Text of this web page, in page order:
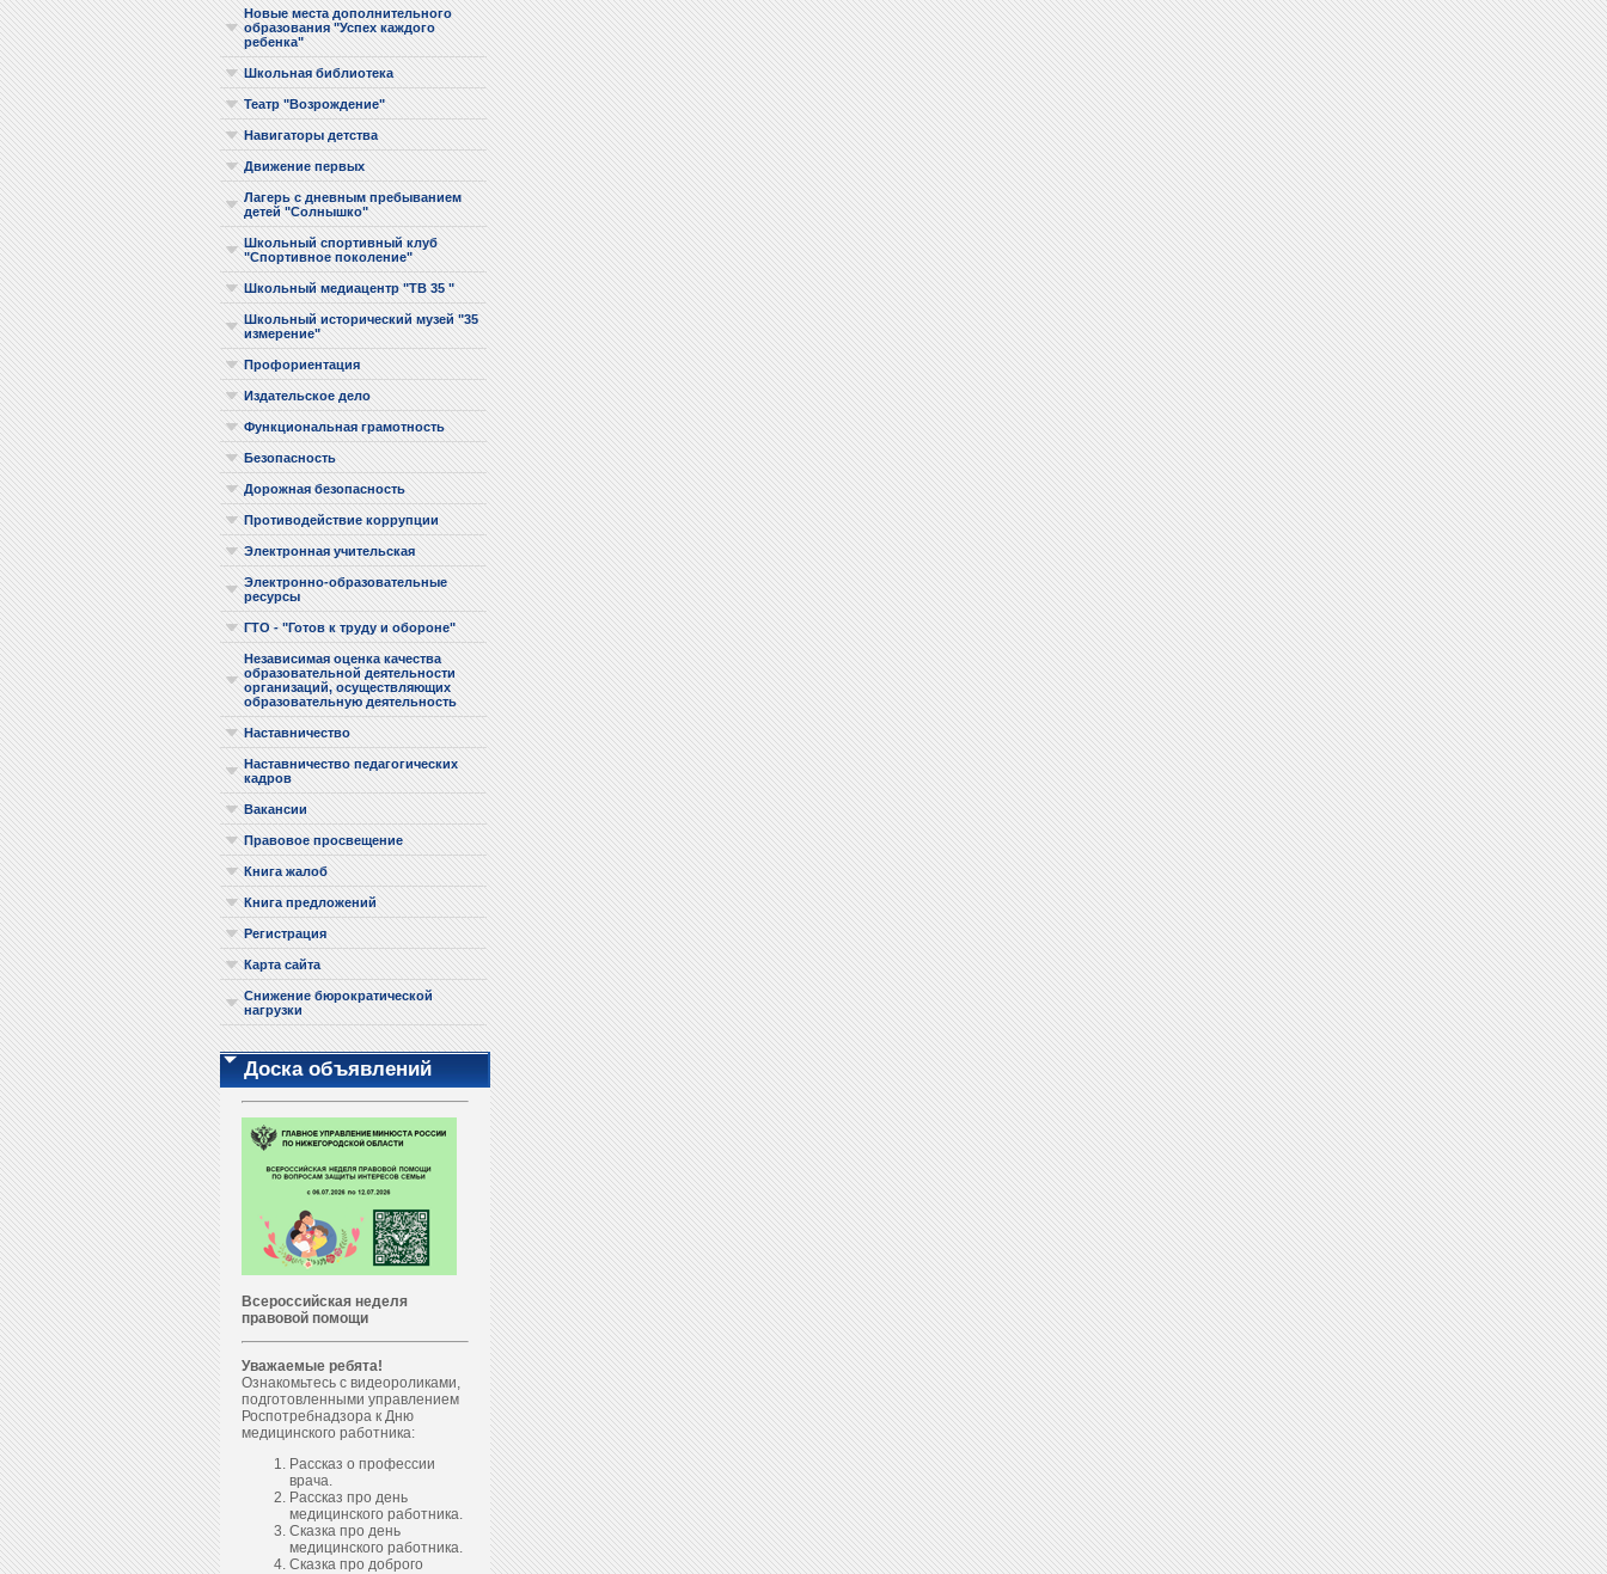
Новые места дополнительного
образования "Успех каждого
ребенка"
Школьная библиотека
Театр "Возрождение"
Навигаторы детства
Движение первых
Лагерь с дневным пребыванием
детей "Солнышко"
Школьный спортивный клуб
"Спортивное поколение"
Школьный медиацентр "ТВ 35 "
Школьный исторический музей "35
измерение"
Профориентация
Издательское дело
Функциональная грамотность
Безопасность
Дорожная безопасность
Противодействие коррупции
Электронная учительская
Электронно-образовательные
ресурсы
ГТО - "Готов к труду и обороне"
Независимая оценка качества
образовательной деятельности
организаций, осуществляющих
образовательную деятельность
Наставничество
Наставничество педагогических
кадров
Вакансии
Правовое просвещение
Книга жалоб
Книга предложений
Регистрация
Карта сайта
Снижение бюрократической
нагрузки
Доска объявлений
Всероссийская неделя
правовой помощи
Уважаемые ребята!
Ознакомьтесь с видеороликами,
подготовленными управлением
Роспотребнадзора к Дню
медицинского работника:
Рассказ о профессии
врача.
Рассказ про день
медицинского работника.
Сказка про день
медицинского работника.
Сказка про доброго